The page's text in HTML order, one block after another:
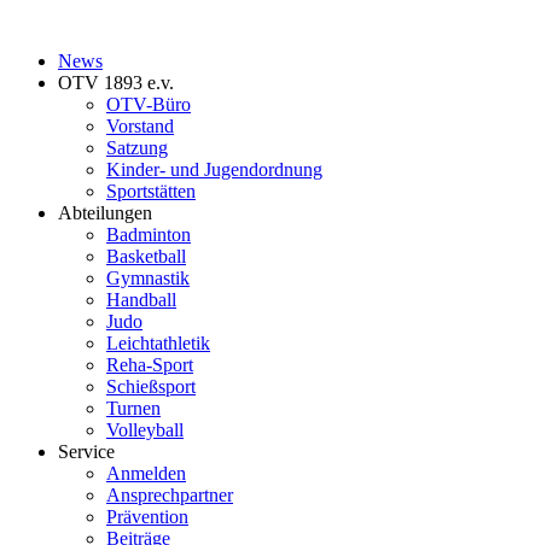
News
OTV 1893 e.v.
OTV-Büro
Vorstand
Satzung
Kinder- und Jugendordnung
Sportstätten
Abteilungen
Badminton
Basketball
Gymnastik
Handball
Judo
Leichtathletik
Reha-Sport
Schießsport
Turnen
Volleyball
Service
Anmelden
Ansprechpartner
Prävention
Beiträge